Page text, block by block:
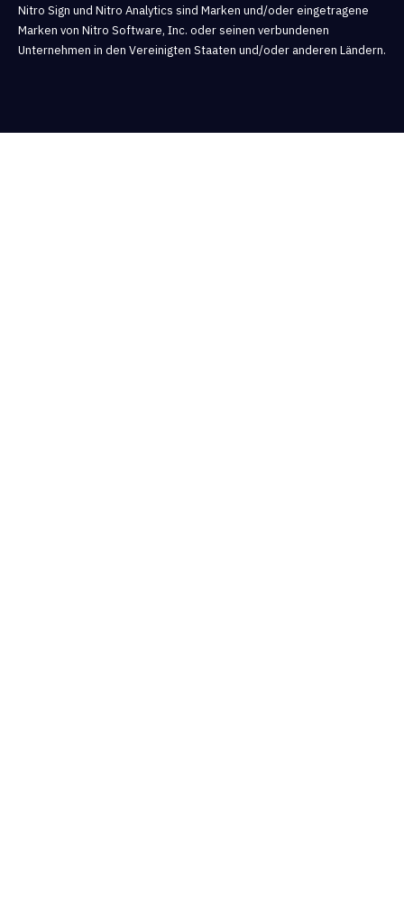
Nitro Sign und Nitro Analytics sind Marken und/oder eingetragene
Marken von Nitro Software, Inc. oder seinen verbundenen
Unternehmen in den Vereinigten Staaten und/oder anderen Ländern.